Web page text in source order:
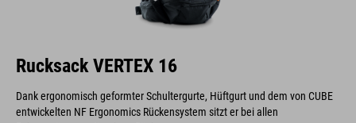
Rucksack VERTEX 16
Dank ergonomisch geformter Schultergurte, Hüftgurt und dem von CUBE
entwickelten NF Ergonomics Rückensystem sitzt er bei allen